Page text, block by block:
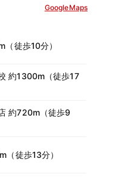
GoogleMaps
徒歩10分）
約1300m（徒歩17
約720m（徒歩9
（徒歩13分）